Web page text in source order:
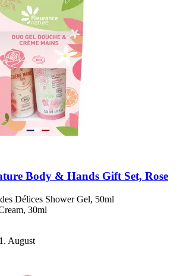
Body & Hands Gift Set, Rose
Délices Shower Gel, 50ml
30ml
August